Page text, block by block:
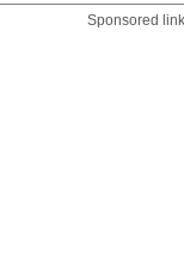
Sponsored